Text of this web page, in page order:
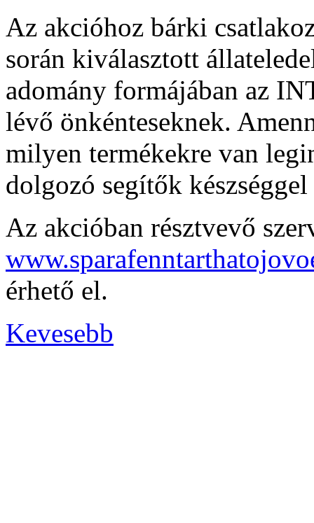
Az akcióhoz bárki
során kiválasztott
adomány formájában az
lévő önkénteseknek.
milyen termékekre van
dolgozó segítők
Az akcióban résztvevő
érhető el.
Kevesebb